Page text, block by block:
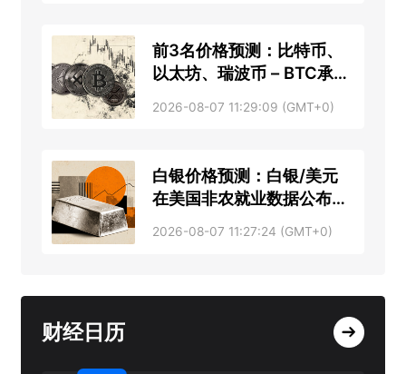
前3名价格预测：比特币、
以太坊、瑞波币 – BTC承
1美元靠拢
2026-08-07 11:29:09 (GMT+0)
白银价格预测：白银/美元
在美国非农就业数据公布前
2026-08-07 11:27:24 (GMT+0)
财经日历